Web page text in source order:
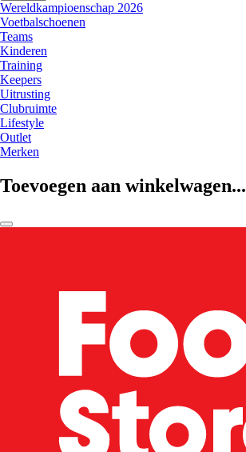
Wereldkampioenschap 2026
Voetbalschoenen
Teams
Kinderen
Training
Keepers
Uitrusting
Clubruimte
Lifestyle
Outlet
Merken
Toevoegen aan winkelwagen...